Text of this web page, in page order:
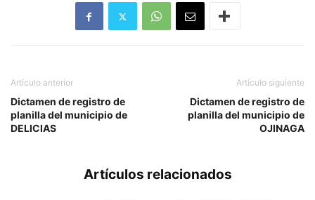
Artículo anterior
Dictamen de registro de
planilla del municipio de
DELICIAS
Artículo siguiente
Dictamen de registro de
planilla del municipio de
OJINAGA
Artículos relacionados